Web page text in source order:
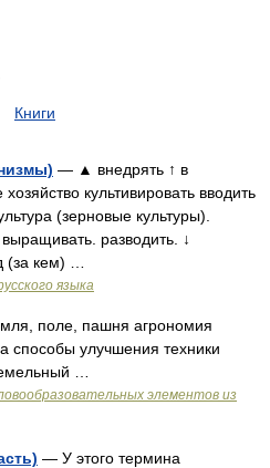
Книги
— ▲ внедрять ↑ в
культивировать вводить
(зерновые культуры).
разводить. ↓
(за кем) …
языка
поле, пашня агрономия
способы улучшения техники
…
элементов из
— У этого термина